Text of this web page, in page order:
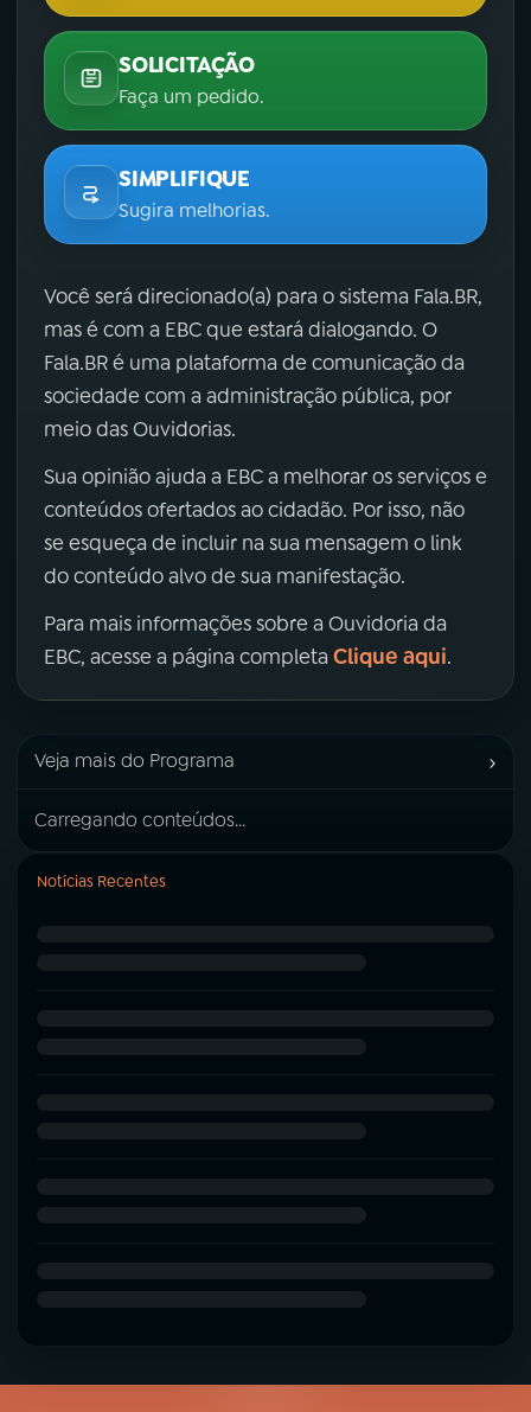
SOLICITAÇÃO
Faça um pedido.
SIMPLIFIQUE
Sugira melhorias.
Você será direcionado(a) para o sistema Fala.BR,
mas é com a EBC que estará dialogando. O
Fala.BR é uma plataforma de comunicação da
sociedade com a administração pública, por
meio das Ouvidorias.
Sua opinião ajuda a EBC a melhorar os serviços e
conteúdos ofertados ao cidadão. Por isso, não
se esqueça de incluir na sua mensagem o link
do conteúdo alvo de sua manifestação.
Para mais informações sobre a Ouvidoria da
EBC, acesse a página completa Clique aqui.
Veja mais do Programa ›
Carregando conteúdos...
Notícias Recentes